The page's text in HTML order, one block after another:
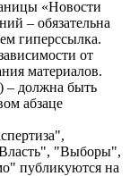
«Новости
– обязательна
гиперссылка.
от
материалов.
– должна быть
абзаце
"Выборы",
публикуются на